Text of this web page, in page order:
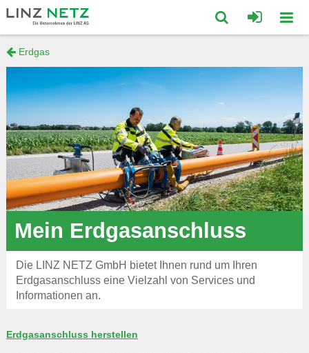
zum
Inhalt
springen
zum
Footer
springen
öffnen/
Erdgas
Mein Erdgasanschluss
Die LINZ NETZ GmbH bietet Ihnen rund um Ihren
Erdgasanschluss eine Vielzahl von Services und
Informationen an.
Erdgasanschluss herstellen